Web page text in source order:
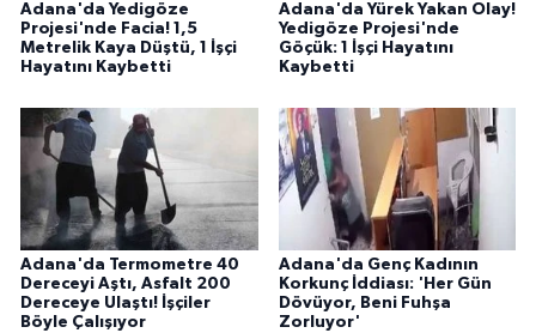
Adana'da Yedigöze
Projesi'nde Facia! 1,5
Metrelik Kaya Düştü, 1 İşçi
Hayatını Kaybetti
Adana'da Yürek Yakan Olay!
Yedigöze Projesi'nde
Göçük: 1 İşçi Hayatını
Kaybetti
Adana'da Termometre 40
Dereceyi Aştı, Asfalt 200
Dereceye Ulaştı! İşçiler
Böyle Çalışıyor
Adana'da Genç Kadının
Korkunç İddiası: 'Her Gün
Dövüyor, Beni Fuhşa
Zorluyor'